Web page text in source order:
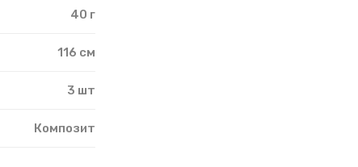
40 г
116 см
3 шт
Композит